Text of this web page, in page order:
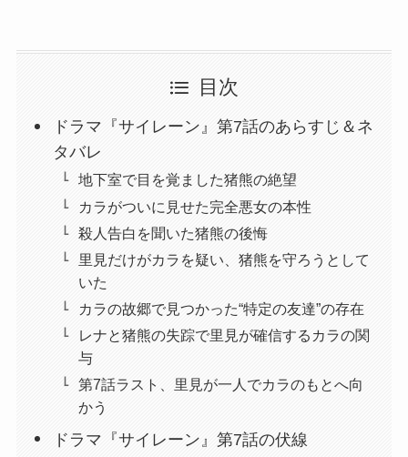
目次
ドラマ『サイレーン』第7話のあらすじ＆ネ
タバレ
地下室で目を覚ました猪熊の絶望
カラがついに見せた完全悪女の本性
殺人告白を聞いた猪熊の後悔
里見だけがカラを疑い、猪熊を守ろうとして
いた
カラの故郷で見つかった“特定の友達”の存在
レナと猪熊の失踪で里見が確信するカラの関
与
第7話ラスト、里見が一人でカラのもとへ向
かう
ドラマ『サイレーン』第7話の伏線